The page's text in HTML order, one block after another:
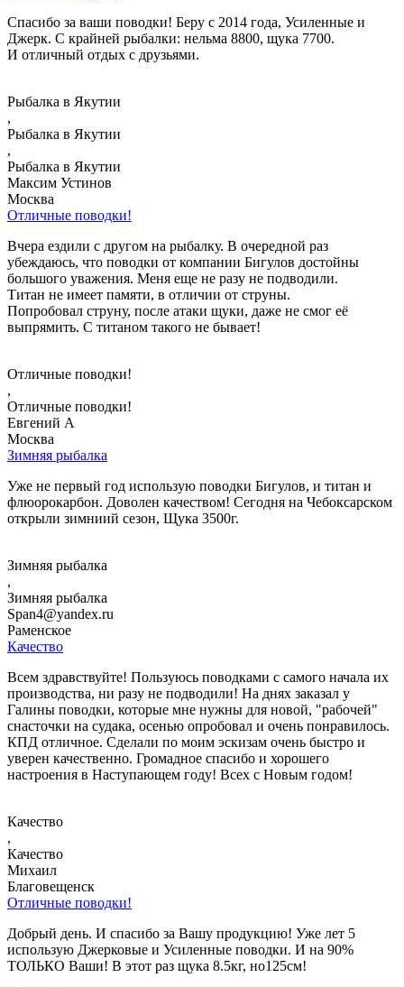
Спасибо за ваши поводки! Беру с 2014 года, Усиленные и
Джерк. С крайней рыбалки: нельма 8800, щука 7700.
И отличный отдых с друзьями.
Рыбалка в Якутии
,
Рыбалка в Якутии
,
Рыбалка в Якутии
Максим Устинов
Москва
Отличные поводки!
Вчера ездили с другом на рыбалку. В очередной раз
убеждаюсь, что поводки от компании Бигулов достойны
большого уважения. Меня еще не разу не подводили.
Титан не имеет памяти, в отличии от струны.
Попробовал струну, после атаки щуки, даже не смог её
выпрямить. С титаном такого не бывает!
Отличные поводки!
,
Отличные поводки!
Евгений А
Москва
Зимняя рыбалка
Уже не первый год использую поводки Бигулов, и титан и
флюорокарбон. Доволен качеством! Сегодня на Чебоксарском
открыли зимниий сезон, Щука 3500г.
Зимняя рыбалка
,
Зимняя рыбалка
Span4@yandex.ru
Раменское
Качество
Всем здравствуйте! Пользуюсь поводками с самого начала их
производства, ни разу не подводили! На днях заказал у
Галины поводки, которые мне нужны для новой, "рабочей"
снасточки на судака, осенью опробовал и очень понравилось.
КПД отличное. Сделали по моим эскизам очень быстро и
уверен качественно. Громадное спасибо и хорошего
настроения в Наступающем году! Всех с Новым годом!
Качество
,
Качество
Михаил
Благовещенск
Отличные поводки!
Добрый день. И спасибо за Вашу продукцию! Уже лет 5
использую Джерковые и Усиленные поводки. И на 90%
ТОЛЬКО Ваши! В этот раз щука 8.5кг, но125см!